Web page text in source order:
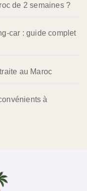
de 2 semaines ?
car : guide complet
au Maroc
à